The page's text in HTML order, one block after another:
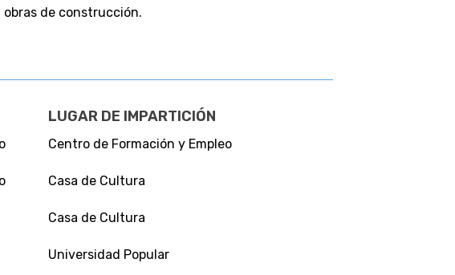
de construcción.
LUGAR DE IMPARTICIÓN
Centro de Formación y Empleo
Casa de Cultura
Casa de Cultura
Universidad Popular